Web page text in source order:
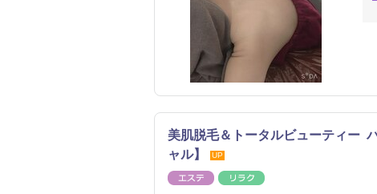
美肌脱毛＆トータルビューティー
ャル】
UP
エステ